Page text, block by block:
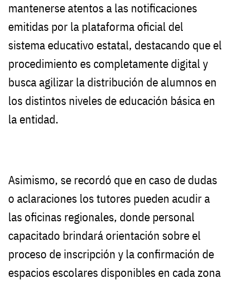
mantenerse atentos a las notificaciones
emitidas por la plataforma oficial del
sistema educativo estatal, destacando que el
procedimiento es completamente digital y
busca agilizar la distribución de alumnos en
los distintos niveles de educación básica en
la entidad.
Asimismo, se recordó que en caso de dudas
o aclaraciones los tutores pueden acudir a
las oficinas regionales, donde personal
capacitado brindará orientación sobre el
proceso de inscripción y la confirmación de
espacios escolares disponibles en cada zona